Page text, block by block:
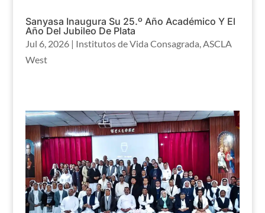
Sanyasa Inaugura Su 25.º Año Académico Y El
Año Del Jubileo De Plata
Jul 6, 2026| Institutos de Vida Consagrada ASCLA
West